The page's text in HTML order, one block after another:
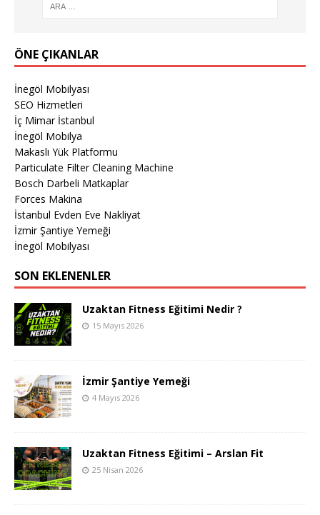
ÖNE ÇIKANLAR
İnegöl Mobilyası
SEO Hizmetleri
İç Mimar İstanbul
İnegöl Mobilya
Makaslı Yük Platformu
Particulate Filter Cleaning Machine
Bosch Darbeli Matkaplar
Forces Makina
İstanbul Evden Eve Nakliyat
İzmir Şantiye Yemeği
İnegöl Mobilyası
SON EKLENENLER
Uzaktan Fitness Eğitimi Nedir ?
15 Mayıs 2026
İzmir Şantiye Yemeği
4 Mayıs 2026
Uzaktan Fitness Eğitimi – Arslan Fit
25 Nisan 2026